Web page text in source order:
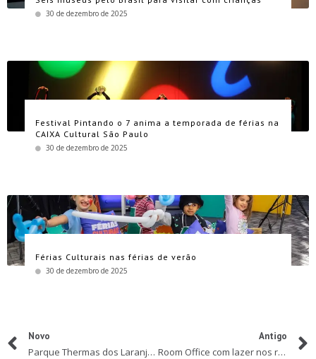
30 de dezembro de 2025
Festival Pintando o 7 anima a temporada de férias na
CAIXA Cultural São Paulo
30 de dezembro de 2025
Férias Culturais nas férias de verão
30 de dezembro de 2025
Novo
Parque Thermas dos Laranjais prepara reabertura para 1º de outubro
Antigo
Room Office com lazer nos resorts da Rede Bourbon